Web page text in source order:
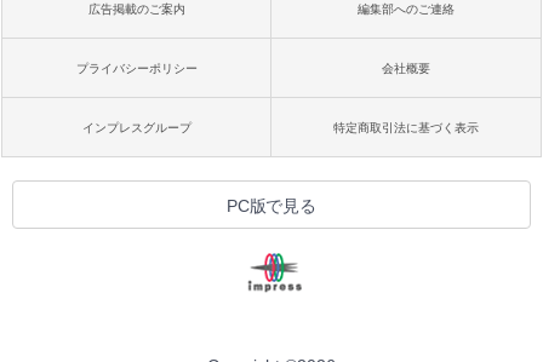
広告掲載のご案内 編集部へのご連絡
プライバシーポリシー 会社概要
インプレスグループ 特定商取引法に基づく表示
PC版で見る